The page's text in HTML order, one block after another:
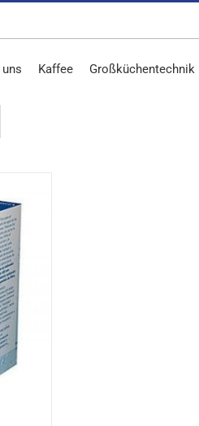
uns Kaffee Großküchentechnik